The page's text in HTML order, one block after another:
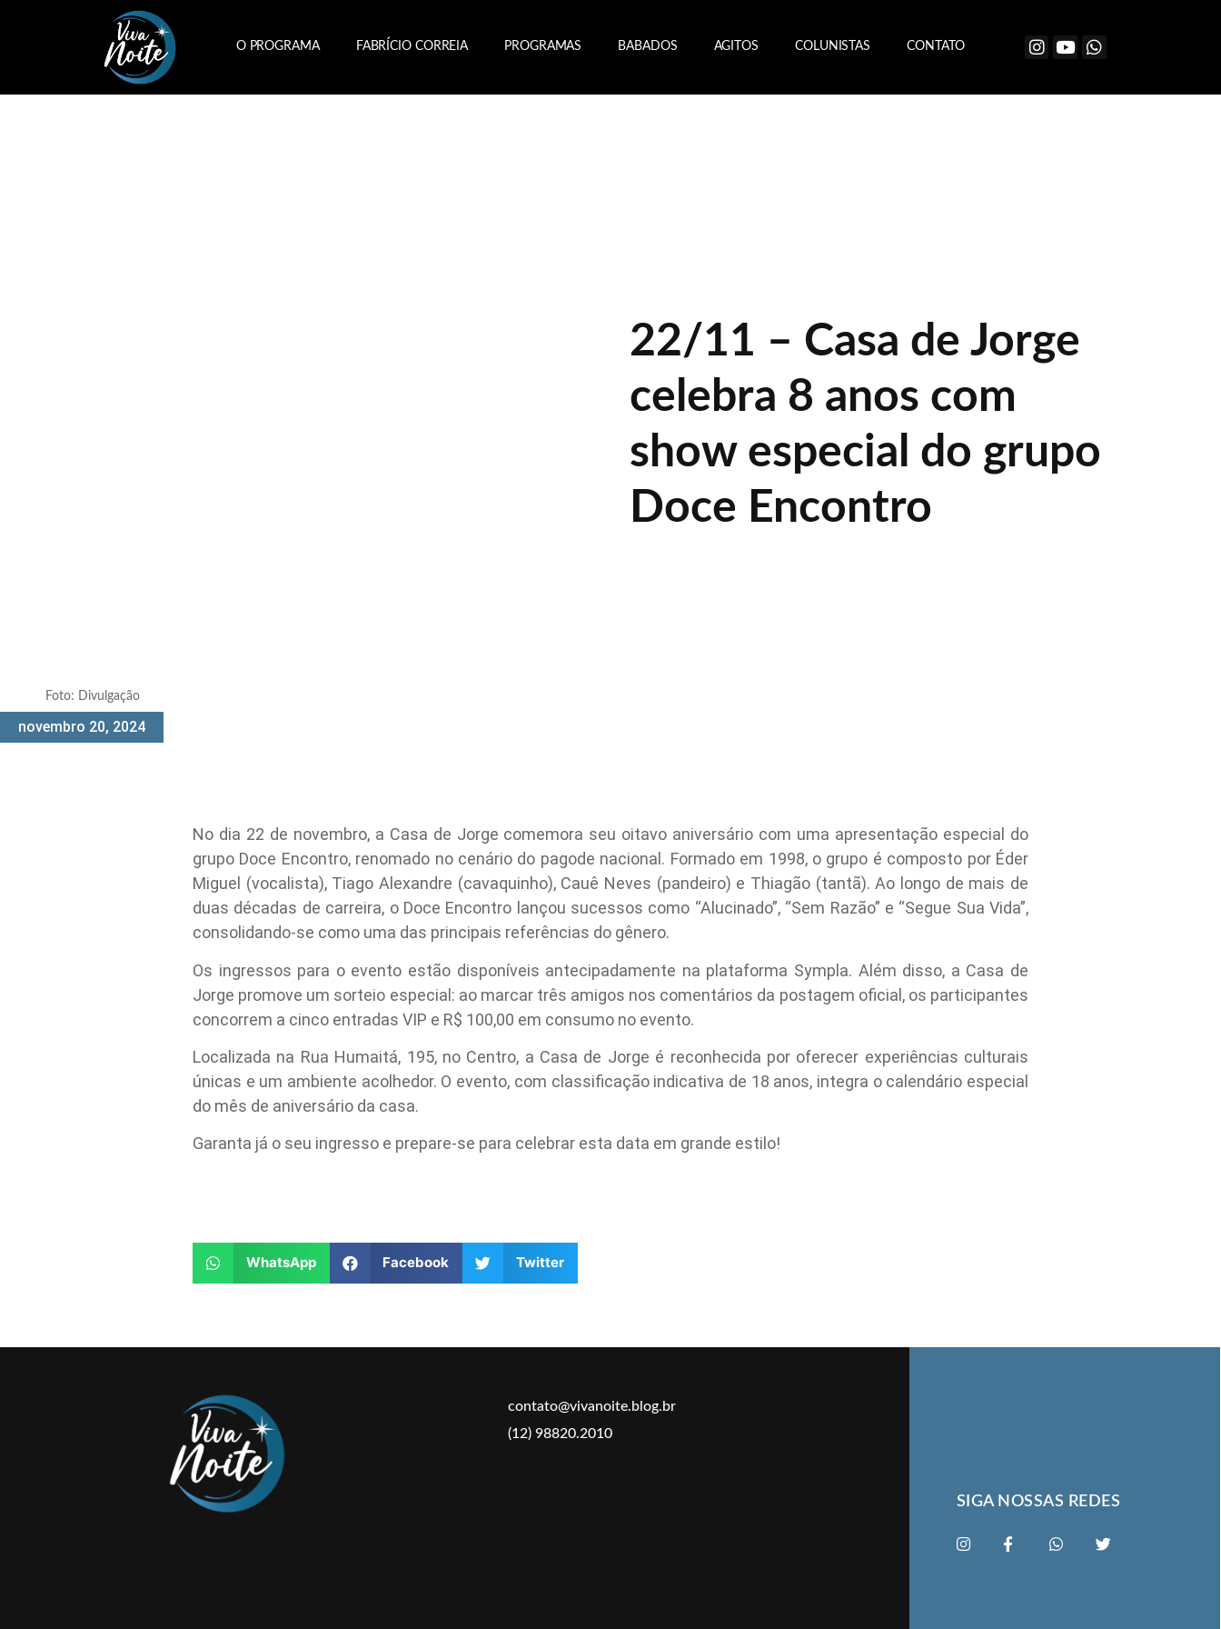
O PROGRAMA FABRÍCIO CORREIA PROGRAMAS BABADOS AGITOS COLUNISTAS CONTATO
Foto: Divulgação
novembro 20, 2024
22/11 – Casa de Jorge
celebra 8 anos com
show especial do grupo
Doce Encontro
No dia 22 de novembro, a Casa de Jorge comemora seu oitavo aniversário com uma apresentação especial do
grupo Doce Encontro, renomado no cenário do pagode nacional. Formado em 1998, o grupo é composto por Éder
Miguel (vocalista), Tiago Alexandre (cavaquinho), Cauê Neves (pandeiro) e Thiagão (tantã). Ao longo de mais de
duas décadas de carreira, o Doce Encontro lançou sucessos como “Alucinado”, “Sem Razão” e “Segue Sua Vida”,
consolidando-se como uma das principais referências do gênero.
Os ingressos para o evento estão disponíveis antecipadamente na plataforma Sympla. Além disso, a Casa de
Jorge promove um sorteio especial: ao marcar três amigos nos comentários da postagem oficial, os participantes
concorrem a cinco entradas VIP e R$ 100,00 em consumo no evento.
Localizada na Rua Humaitá, 195, no Centro, a Casa de Jorge é reconhecida por oferecer experiências culturais
únicas e um ambiente acolhedor. O evento, com classificação indicativa de 18 anos, integra o calendário especial
do mês de aniversário da casa.
Garanta já o seu ingresso e prepare-se para celebrar esta data em grande estilo!
WhatsApp Facebook Twitter
contato@vivanoite.blog.br
(12) 98820.2010
SIGA NOSSAS REDES